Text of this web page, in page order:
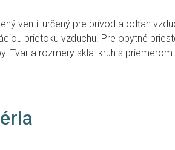
ventil určený pre prívod a odťah
prietoku vzduchu. Pre obytné
Tvar a rozmery skla: kruh s